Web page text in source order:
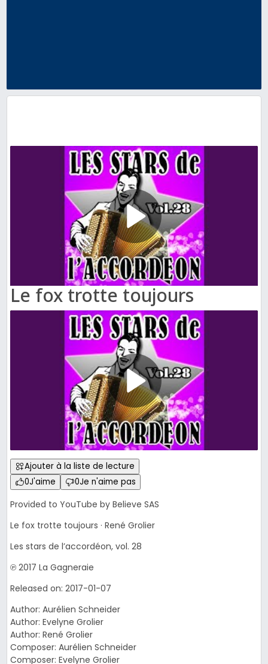
Le fox trotte toujours
Ajouter à la liste de lecture
0J'aime 0Je n'aime pas
Provided to YouTube by Believe SAS
Le fox trotte toujours · René Grolier
Les stars de l’accordéon, vol. 28
℗ 2017 La Gagneraie
Released on: 2017-01-07
Author: Aurélien Schneider
Author: Evelyne Grolier
Author: René Grolier
Composer: Aurélien Schneider
Composer: Evelyne Grolier